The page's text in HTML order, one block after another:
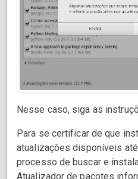
Nesse caso, siga as
Para se certificar de que
atualizações disponíveis
processo de buscar e
Atualizador de pacotes